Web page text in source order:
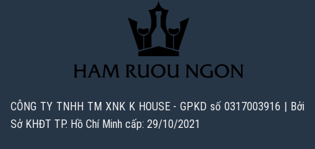
CÔNG TY TNHH TM XNK K HOUSE - GPKD số 0317003916 | Bởi
Sở KHĐT TP. Hồ Chí Minh cấp: 29/10/2021